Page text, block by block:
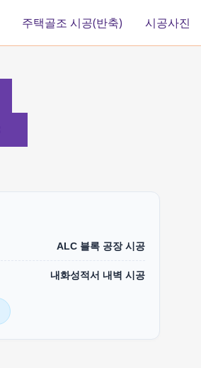
주택골조 시공(반축) 시공사진
ALC 블록 공장 시공
내화성적서 내벽 시공